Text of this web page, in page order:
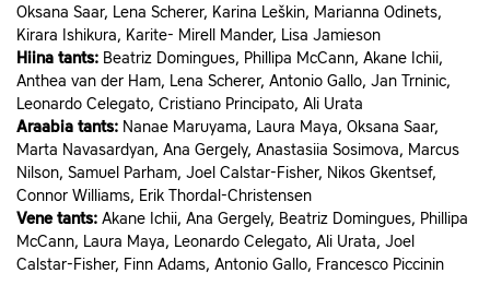
Oksana Saar, Lena Scherer, Karina Leškin, Marianna Odinets,
Kirara Ishikura, Karite- Mirell Mander, Lisa Jamieson
Hiina tants: Beatriz Domingues, Phillipa McCann, Akane Ichii,
Anthea van der Ham, Lena Scherer, Antonio Gallo, Jan Trninic,
Leonardo Celegato, Cristiano Principato, Ali Urata
Araabia tants: Nanae Maruyama, Laura Maya, Oksana Saar,
Marta Navasardyan, Ana Gergely, Anastasiia Sosimova, Marcus
Nilson, Samuel Parham, Joel Calstar-Fisher, Nikos Gkentsef,
Connor Williams, Erik Thordal-Christensen
Vene tants: Akane Ichii, Ana Gergely, Beatriz Domingues, Phillipa
McCann, Laura Maya, Leonardo Celegato, Ali Urata, Joel
Calstar-Fisher, Finn Adams, Antonio Gallo, Francesco Piccinin